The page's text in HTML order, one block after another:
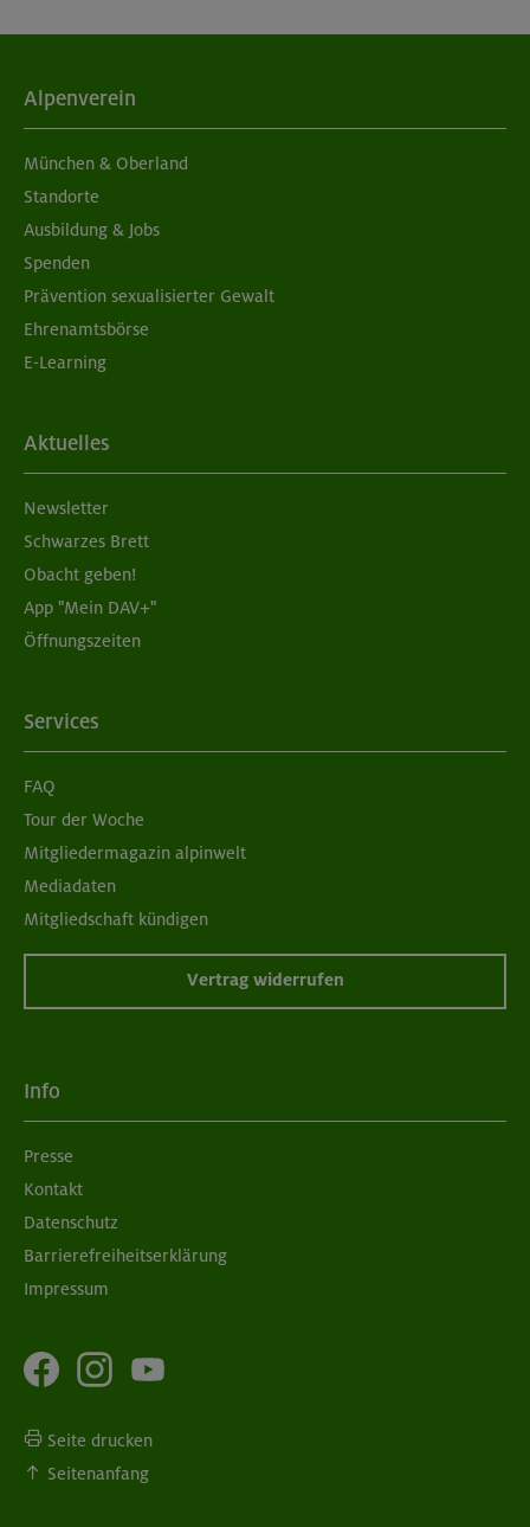
Alpenverein
München & Oberland
Standorte
Ausbildung & Jobs
Spenden
Prävention sexualisierter Gewalt
Ehrenamtsbörse
E-Learning
Aktuelles
Newsletter
Schwarzes Brett
Obacht geben!
App "Mein DAV+"
Öffnungszeiten
Services
FAQ
Tour der Woche
Mitgliedermagazin alpinwelt
Mediadaten
Mitgliedschaft kündigen
Vertrag widerrufen
Info
Presse
Kontakt
Datenschutz
Barrierefreiheitserklärung
Impressum
Seite drucken
Seitenanfang